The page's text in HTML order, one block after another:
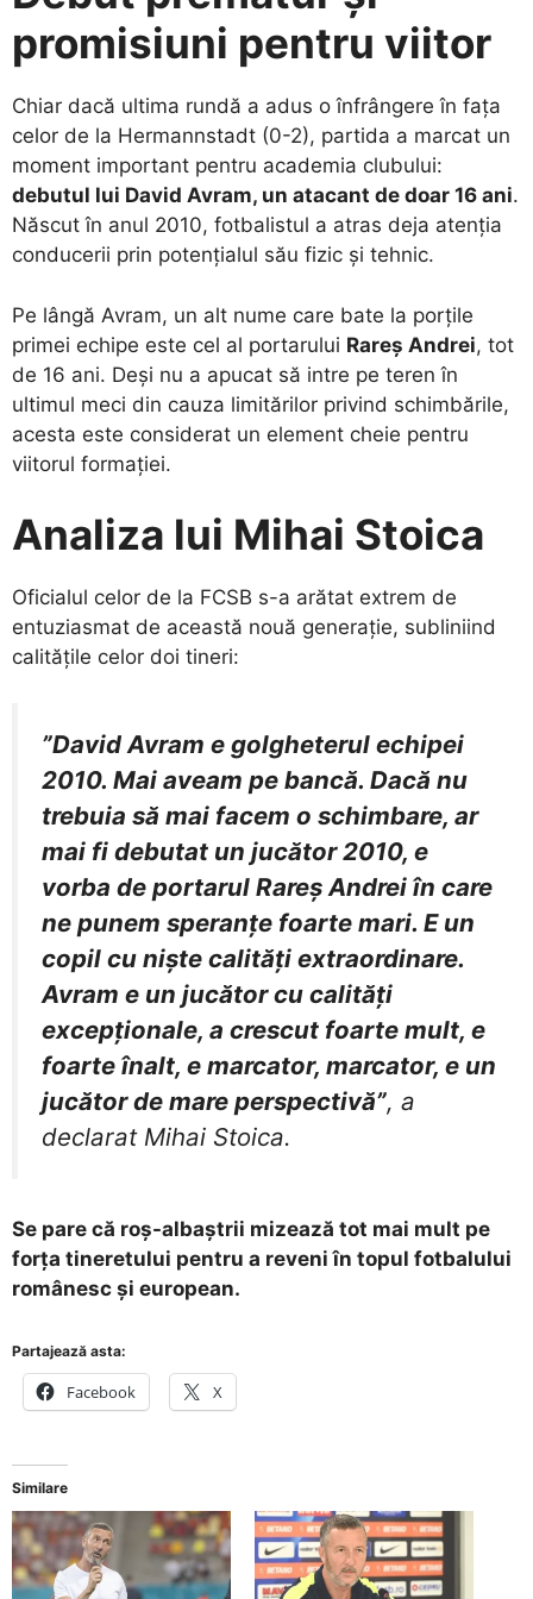
promisiuni pentru viitor
​Chiar dacă ultima rundă a adus o înfrângere în fața
celor de la Hermannstadt (0-2), partida a marcat un
moment important pentru academia clubului:
debutul lui David Avram, un atacant de doar 16 ani.
Născut în anul 2010, fotbalistul a atras deja atenția
conducerii prin potențialul său fizic și tehnic.
​Pe lângă Avram, un alt nume care bate la porțile
primei echipe este cel al portarului Rareș Andrei, tot
de 16 ani. Deși nu a apucat să intre pe teren în
ultimul meci din cauza limitărilor privind schimbările,
acesta este considerat un element cheie pentru
viitorul formației.
Analiza lui Mihai Stoica
​Oficialul celor de la FCSB s-a arătat extrem de
entuziasmat de această nouă generație, subliniind
calitățile celor doi tineri:
”David Avram e golgheterul echipei
2010. Mai aveam pe bancă. Dacă nu
trebuia să mai facem o schimbare, ar
mai fi debutat un jucător 2010, e
vorba de portarul Rareș Andrei în care
ne punem speranțe foarte mari. E un
copil cu niște calități extraordinare.
Avram e un jucător cu calități
excepționale, a crescut foarte mult, e
foarte înalt, e marcator, marcator, e un
jucător de mare perspectivă”, a
declarat Mihai Stoica.
Se pare că roș-albaștrii mizează tot mai mult pe
forța tineretului pentru a reveni în topul fotbalului
românesc și european.
Partajează asta:
Facebook X
Similare